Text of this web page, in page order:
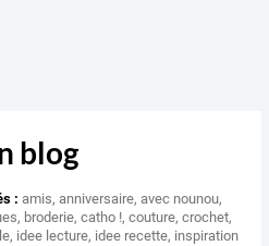
blog
: amis,anniversaire,avec nounou,
, broderie,catho !,couture,crochet,
, idee lecture, idee recette, inspiration